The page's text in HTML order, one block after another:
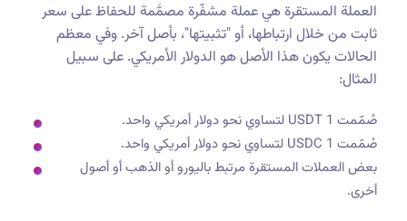
العملة المستقرة هي عملة مشفّرة مصمَّمة للحفاظ على سعر
ثابت من خلال ارتباطها، أو "تثبيتها"، بأصل آخر. وفي معظم
الحالات يكون هذا الأصل هو الدولار الأمريكي. على سبيل
المثال:
صُمّمت 1 USDT لتساوي نحو دولار أمريكي واحد.
صُمّمت 1 USDC لتساوي نحو دولار أمريكي واحد.
بعض العملات المستقرة مرتبط باليورو أو الذهب أو أصول
أخرى.